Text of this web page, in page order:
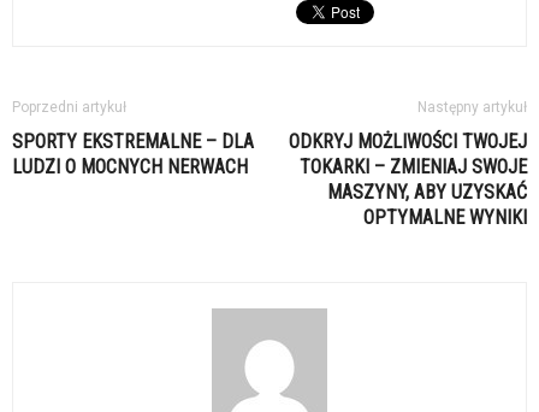
Poprzedni artykuł
SPORTY EKSTREMALNE – DLA
LUDZI O MOCNYCH NERWACH
Następny artykuł
ODKRYJ MOŻLIWOŚCI TWOJEJ
TOKARKI – ZMIENIAJ SWOJE
MASZYNY, ABY UZYSKAĆ
OPTYMALNE WYNIKI